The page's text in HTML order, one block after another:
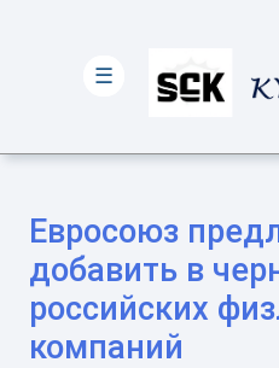
Евросоюз
добавить в
российских
компаний
☰